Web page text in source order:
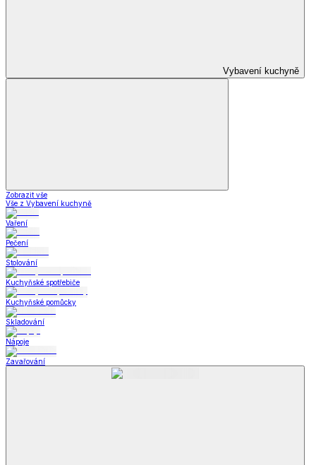
Vybavení kuchyně
Zobrazit vše
Vše z Vybavení kuchyně
Vaření
Pečení
Stolování
Kuchyňské spotřebiče
Kuchyňské pomůcky
Skladování
Nápoje
Zavařování